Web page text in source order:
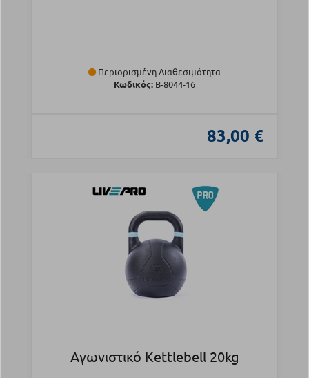
Περιορισμένη Διαθεσιμότητα
Κωδικός: Β-8044-16
83,00 €
Αγωνιστικό Kettlebell 20kg